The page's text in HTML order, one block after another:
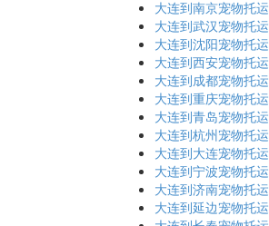
大连到南京宠物托运
大连到武汉宠物托运
大连到沈阳宠物托运
大连到西安宠物托运
大连到成都宠物托运
大连到重庆宠物托运
大连到青岛宠物托运
大连到杭州宠物托运
大连到大连宠物托运
大连到宁波宠物托运
大连到济南宠物托运
大连到延边宠物托运